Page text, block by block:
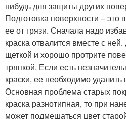
нибудь для защиты других
Подготовка поверхности – это
ее от грязи. Сначала надо
краска отвалится вместе с
щеткой и хорошо протрите
тряпкой. Если есть
краски, ее необходимо
Основная проблема старых
краска разнотипная, то при
может подмешаться цвет